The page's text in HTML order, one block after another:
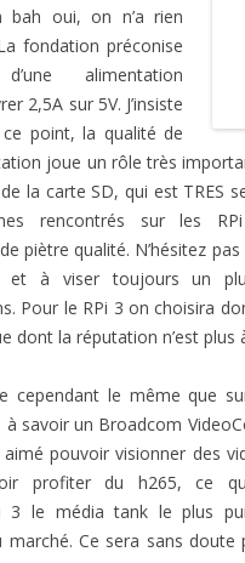
bah oui, on n’a rien
fondation préconise
alimentation
2,5A sur 5V. J’insiste
point, la qualité de
joue un rôle très
la carte SD, qui est TRES
rencontrés sur les RPi
piètre qualité. N’hésitez
et à viser toujours un
Pour le RPi 3 on choisira
dont la réputation n’est plus
cependant le même que
à savoir un Broadcom
pouvoir visionner des
profiter du h265, ce
3 le média tank le plus
marché. Ce sera sans doute